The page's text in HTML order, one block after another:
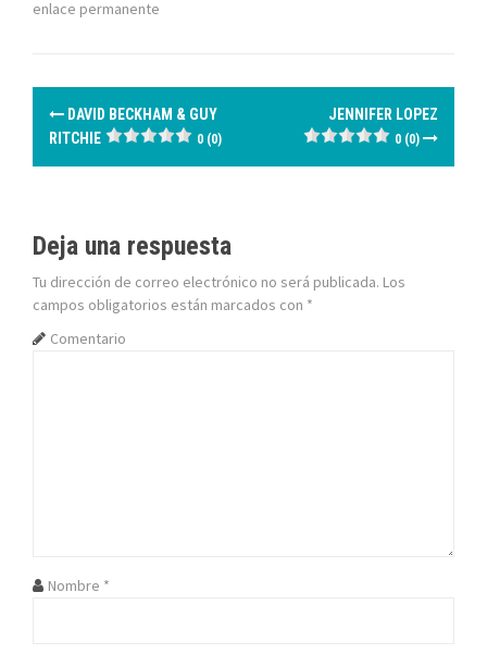
enlace permanente
N
e
g
a
e
DAVID BECKHAM & GUY
RITCHIE
0 (0)
JENNIFER LOPEZ
0 (0)
Deja una respuesta
Tu dirección de correo electrónico no será publicada. Los
campos obligatorios están marcados con *
Comentario
Nombre *